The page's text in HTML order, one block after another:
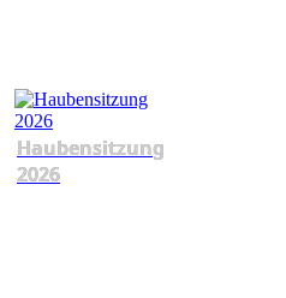
Haubensitzung
2026